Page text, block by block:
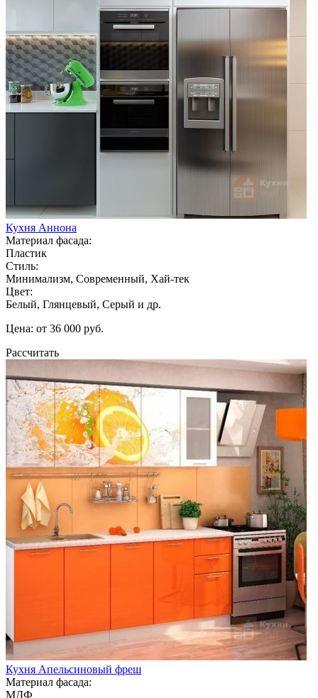
Кухня Аннона
Материал фасада:
Пластик
Стиль:
Минимализм, Современный, Хай-тек
Цвет:
Белый, Глянцевый, Серый и др.
Цена: от 36 000 руб.
Рассчитать
Кухня Апельсиновый фреш
Материал фасада:
МДФ